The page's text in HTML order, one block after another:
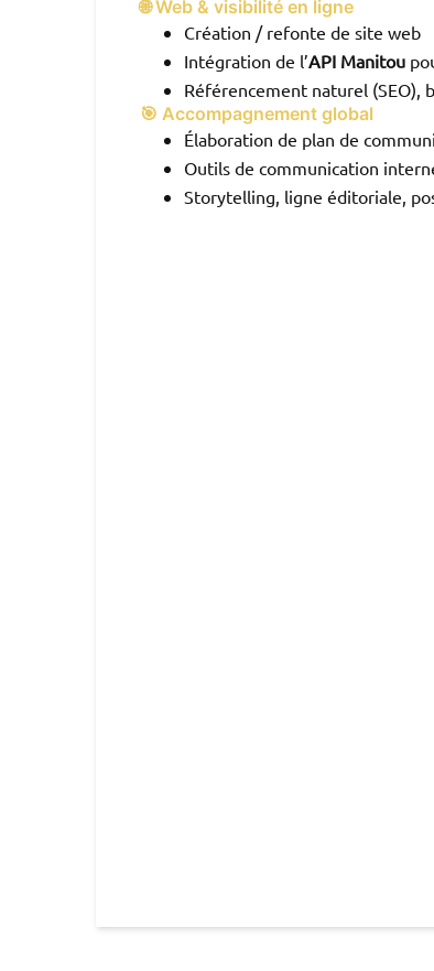
🌐 Web & visibilité en ligne
Création / refonte de site web
Intégration de l’API Manitou
Référencement naturel (SEO),
🎯 Accompagnement global
Élaboration de plan de
Outils de communication
Storytelling, ligne éditoriale,